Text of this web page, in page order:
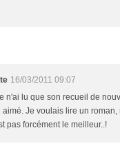
16/03/2011 09:07
n'ai lu que son recueil de
aimé. Je voulais lire un roman,
pas forcément le meilleur..!